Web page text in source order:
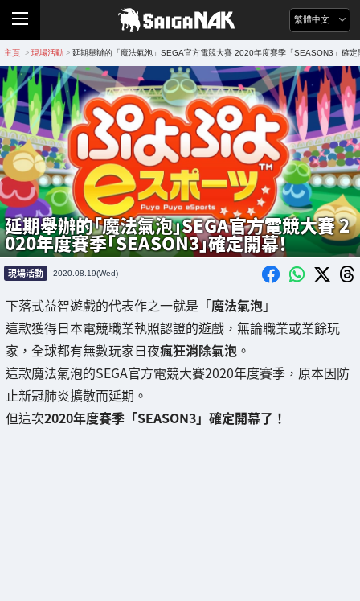
繁體中文
主頁 > 現場活動 > 延期舉辦的「魔法氣泡」SEGA官方電競大賽 2020年度賽季「SEASON3」確定
延期舉辦的「魔法氣泡」SEGA官方電競大賽 2
020年度賽季「SEASON3」確定開幕！
現場活動 2020.08.19(Wed)
下落式益智遊戲的代表作之一就是「魔法氣泡」
這款獲得日本電競職業執照認證的遊戲，無論職業或業餘玩
家，全球都有無數玩家日夜瘋狂消除氣泡 。
這款魔法氣泡的SEGA官方電競大賽2020年度賽季，原本因防
止新冠肺炎擴散而延期。
但這次2020年度賽季「SEASON3」確定開幕了！